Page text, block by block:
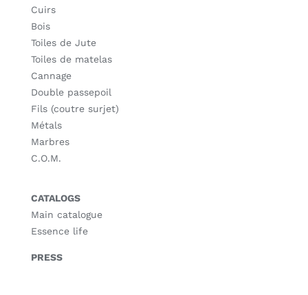
Cuirs
Bois
Toiles de Jute
Toiles de matelas
Cannage
Double passepoil
Fils (coutre surjet)
Métals
Marbres
C.O.M.
CATALOGS
Main catalogue
Essence life
PRESS